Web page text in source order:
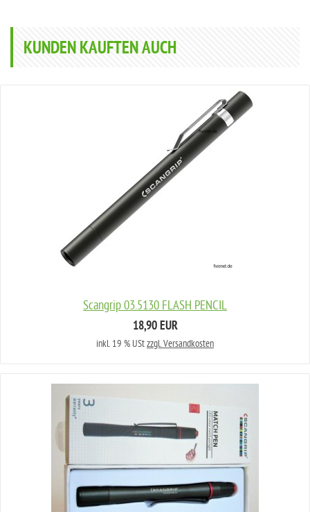
KUNDEN KAUFTEN AUCH
Scangrip 03.5130 FLASH PENCIL
18,90 EUR
inkl. 19 % UStzzgl. Versandkosten